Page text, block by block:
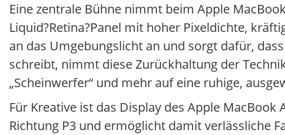
Eine zentrale Bühne nimmt beim Apple
Liquid?Retina?Panel mit hoher Pixeldichte,
an das Umgebungslicht an und sorgt dafür,
schreibt, nimmt diese Zurückhaltung der
„Scheinwerfer“ und mehr auf eine ruhige,
Für Kreative ist das Display des Apple
Richtung P3 und ermöglicht damit verlässliche